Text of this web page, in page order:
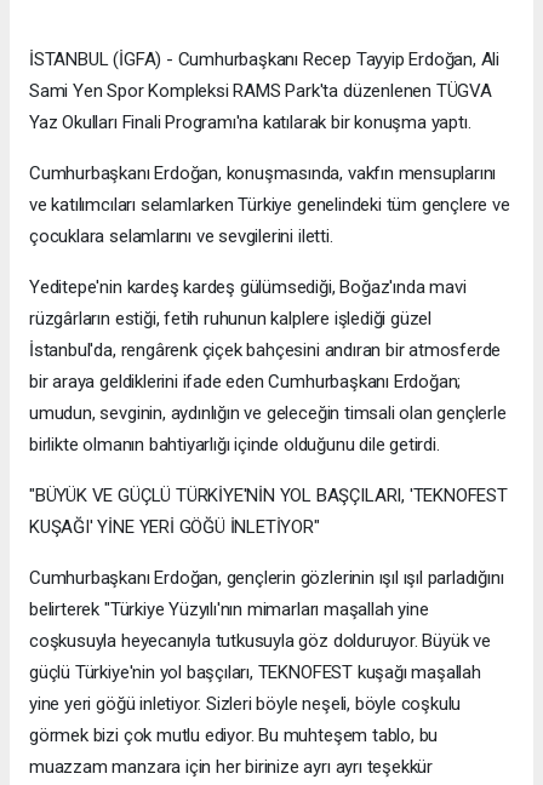
İSTANBUL (İGFA) - Cumhurbaşkanı Recep Tayyip Erdoğan, Ali
Sami Yen Spor Kompleksi RAMS Park'ta düzenlenen TÜGVA
Yaz Okulları Finali Programı'na katılarak bir konuşma yaptı.
Cumhurbaşkanı Erdoğan, konuşmasında, vakfın mensuplarını
ve katılımcıları selamlarken Türkiye genelindeki tüm gençlere ve
çocuklara selamlarını ve sevgilerini iletti.
Yeditepe'nin kardeş kardeş gülümsediği, Boğaz'ında mavi
rüzgârların estiği, fetih ruhunun kalplere işlediği güzel
İstanbul'da, rengârenk çiçek bahçesini andıran bir atmosferde
bir araya geldiklerini ifade eden Cumhurbaşkanı Erdoğan;
umudun, sevginin, aydınlığın ve geleceğin timsali olan gençlerle
birlikte olmanın bahtiyarlığı içinde olduğunu dile getirdi.
"BÜYÜK VE GÜÇLÜ TÜRKİYE'NİN YOL BAŞÇILARI, 'TEKNOFEST
KUŞAĞI' YİNE YERİ GÖĞÜ İNLETİYOR"
Cumhurbaşkanı Erdoğan, gençlerin gözlerinin ışıl ışıl parladığını
belirterek "Türkiye Yüzyılı'nın mimarları maşallah yine
coşkusuyla heyecanıyla tutkusuyla göz dolduruyor. Büyük ve
güçlü Türkiye'nin yol başçıları, TEKNOFEST kuşağı maşallah
yine yeri göğü inletiyor. Sizleri böyle neşeli, böyle coşkulu
görmek bizi çok mutlu ediyor. Bu muhteşem tablo, bu
muazzam manzara için her birinize ayrı ayrı teşekkür